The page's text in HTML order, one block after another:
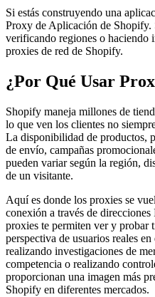
Si estás construyendo una
Proxy de Aplicación de Shopify.
verificando regiones o haciendo
proxies de red de Shopify.
¿Por Qué Usar
Shopify maneja millones de
lo que ven los clientes no
La disponibilidad de productos,
de envío, campañas
pueden variar según la región,
de un visitante.
Aquí es donde los proxies se
conexión a través de
proxies te permiten ver y probar
perspectiva de usuarios reales
realizando investigaciones de
competencia o realizando
proporcionan una imagen más
Shopify en diferentes mercados.